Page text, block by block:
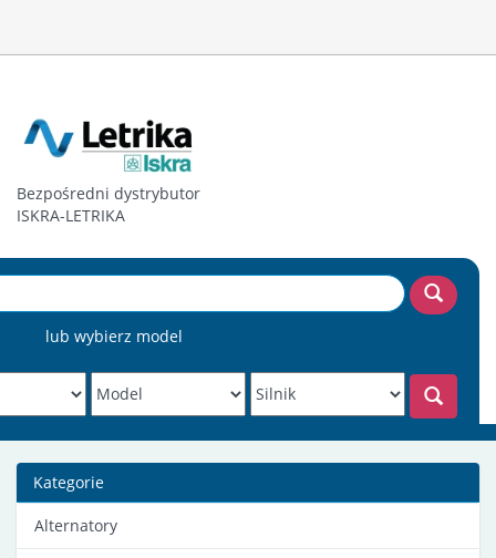
Bezpośredni dystrybutor
ISKRA-LETRIKA
lub wybierz model
Kategorie
Alternatory